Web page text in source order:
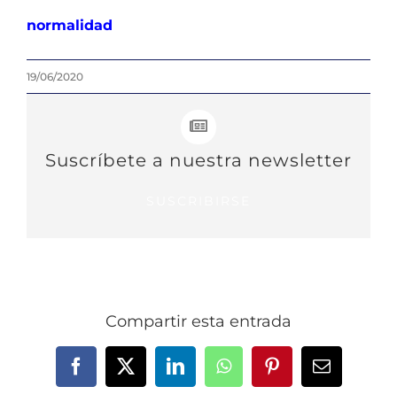
normalidad
19/06/2020
Suscríbete a nuestra newsletter
Compartir esta entrada
Facebook
X LinkedInWhatsAppPinterestCorreo